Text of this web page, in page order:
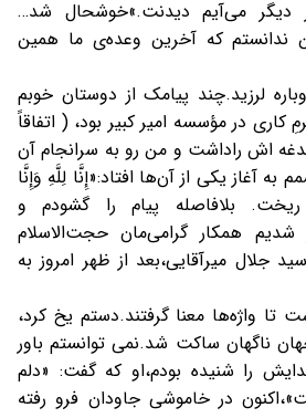
دیگر می‌آیم دیدنت.»خوشحال شد…
ندانستم که آخرین وعده‌ی ما همین
لرزید.چند پیامک از دوستان خوبم
در مؤسسه امير كبير بود، ( اتفاقاً
اش راداشت و من رو به سرانجام آن
به آغاز یکی از آن‌ها افتاد:«إِنَّا لِلَّهِ وَإِنَّا
بلافاصله پیام را گشودم و
شدیم همکار گرامی‌مان حجت‌الاسلام
جلال میرآقایی،بعد از ظهر امروز به
واژه‌ها معنا گرفتند.دستم یخ کرد،
ناگهان ساکت شد.نمى توانستم باور
را شنیده بودم،او که گفت: «دلم
اکنون در خاموشی جاودان فرو رفته